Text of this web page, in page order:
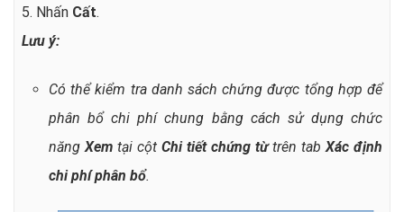
5. Nhấn Cất.
Lưu ý:
Có thể kiểm tra danh sách chứng được tổng hợp để
phân bổ chi phí chung bằng cách sử dụng chức
năng Xem tại cột Chi tiết chứng từtrên tab Xác định
chi phí phân bổ.